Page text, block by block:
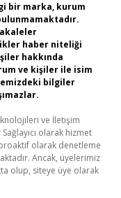
bir marka, kurum
haber niteliği
hakkında
ve kişiler ile isim
bilgiler
ve İletişim
olarak hizmet
olarak denetleme
Ancak, üyelerimiz
olup, siteye üye olarak